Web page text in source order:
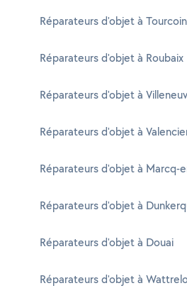
Réparateurs d'objet à
Réparateurs d'objet à Roubaix
Réparateurs d'objet à
Réparateurs d'objet à
Réparateurs d'objet à Marcq-
Réparateurs d'objet à
Réparateurs d'objet à Douai
Réparateurs d'objet à